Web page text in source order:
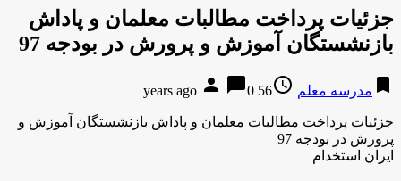
جزئیات پرداخت مطالبات معلمان و پاداش
بازنشستگان آموزش و پرورش در بودجه 97
bookmark مدرسه معلم access_time
56 years ago
person chat_bubble0
جزئیات پرداخت مطالبات معلمان و پاداش بازنشستگان آموزش و
پرورش در بودجه 97
ایران استخدام